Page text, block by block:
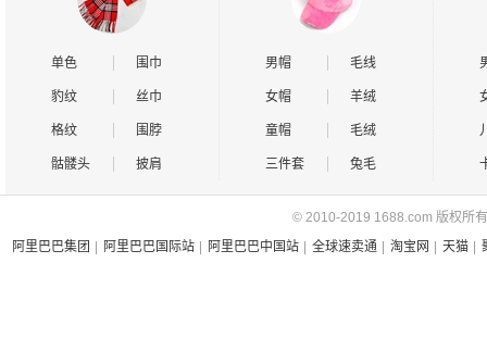
单色
豹纹
格纹
骷髅头
围巾
丝巾
围脖
披肩
男帽
女帽
童帽
三件套
毛线
羊绒
毛绒
兔毛
© 2010-2019 1688.com 版权所有
阿里巴巴集团
阿里巴巴国际站 阿里巴巴中国站 全球速卖通 淘宝网 天猫